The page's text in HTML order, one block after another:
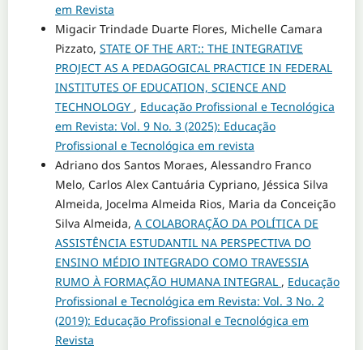
em Revista
Migacir Trindade Duarte Flores, Michelle Camara
Pizzato, STATE OF THE ART:: THE INTEGRATIVE
PROJECT AS A PEDAGOGICAL PRACTICE IN FEDERAL
INSTITUTES OF EDUCATION, SCIENCE AND
TECHNOLOGY , Educação Profissional e Tecnológica
em Revista: Vol. 9 No. 3 (2025): Educação
Profissional e Tecnológica em revista
Adriano dos Santos Moraes, Alessandro Franco
Melo, Carlos Alex Cantuária Cypriano, Jéssica Silva
Almeida, Jocelma Almeida Rios, Maria da Conceição
Silva Almeida, A COLABORAÇÃO DA POLÍTICA DE
ASSISTÊNCIA ESTUDANTIL NA PERSPECTIVA DO
ENSINO MÉDIO INTEGRADO COMO TRAVESSIA
RUMO À FORMAÇÃO HUMANA INTEGRAL , Educação
Profissional e Tecnológica em Revista: Vol. 3 No. 2
(2019): Educação Profissional e Tecnológica em
Revista